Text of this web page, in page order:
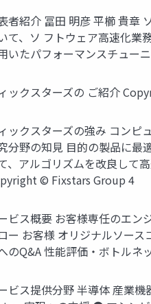
者紹介 冨田 明彦 平櫛 貴章
て、ソ フトウェア高速化業
いたパフォーマンスチュー
ックスターズの ご紹介
ックスターズの強み コンピ
分野の知見 目的の製品に最
、アルゴリズムを改良して
© Fixstars Group 4
ビス概要 お客様専任のエン
ー お客様 オリジナルソー
のQ&A 性能評価・ボトル
ビス提供分野 半導体 産業